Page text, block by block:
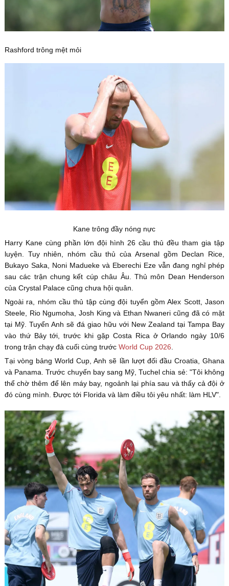
Rashford trông mệt mỏi
Kane trông đầy nóng nực
Harry Kane cùng phần lớn đội hình 26 cầu thủ đều tham gia tập
luyện. Tuy nhiên, nhóm cầu thủ của Arsenal gồm Declan Rice,
Bukayo Saka, Noni Madueke và Eberechi Eze vẫn đang nghỉ phép
sau các trận chung kết cúp châu Âu. Thủ môn Dean Henderson
của Crystal Palace cũng chưa hội quân.
Ngoài ra, nhóm cầu thủ tập cùng đội tuyển gồm Alex Scott, Jason
Steele, Rio Ngumoha, Josh King và Ethan Nwaneri cũng đã có mặt
tại Mỹ. Tuyển Anh sẽ đá giao hữu với New Zealand tại Tampa Bay
vào thứ Bảy tới, trước khi gặp Costa Rica ở Orlando ngày 10/6
trong trận chạy đà cuối cùng trước World Cup 2026
Tại vòng bảng World Cup, Anh sẽ lần lượt đối đầu Croatia, Ghana
và Panama. Trước chuyến bay sang Mỹ, Tuchel chia sẻ: "Tôi không
thể chờ thêm để lên máy bay, ngoảnh lại phía sau và thấy cả đội ở
đó cùng mình. Được tới Florida và làm điều tôi yêu nhất: làm HLV".